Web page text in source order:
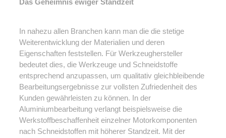
Das Geheimnis ewiger Standzeit
In nahezu allen Branchen kann man die die stetige
Weiterentwicklung der Materialien und deren
Eigenschaften feststellen. Für Werkzeughersteller
bedeutet dies, die Werkzeuge und Schneidstoffe
entsprechend anzupassen, um qualitativ gleichbleibende
Bearbeitungsergebnisse zur vollsten Zufriedenheit des
Kunden gewährleisten zu können. In der
Aluminiumbearbeitung verlangt beispielsweise die
Werkstoffbeschaffenheit einzelner Motorkomponenten
nach Schneidstoffen mit höherer Standzeit. Mit der